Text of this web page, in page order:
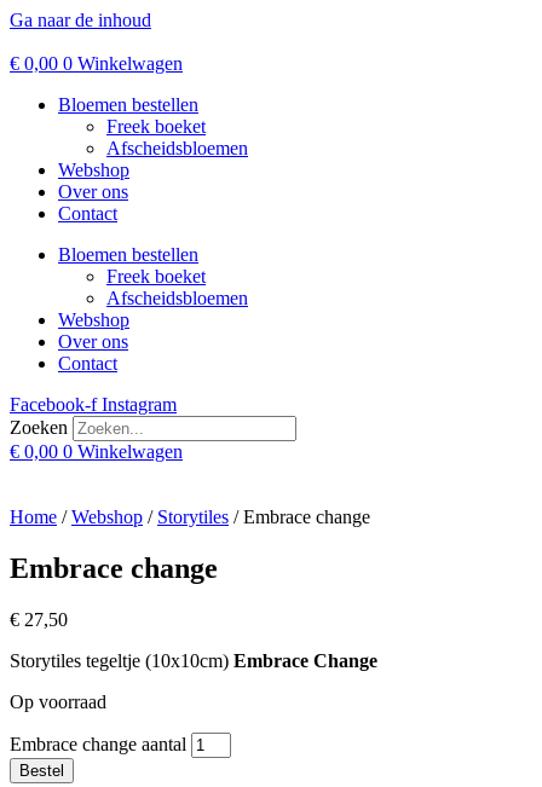
Ga naar de inhoud
€ 0,00 0 Winkelwagen
Bloemen bestellen
Freek boeket
Afscheidsbloemen
Webshop
Over ons
Contact
Bloemen bestellen
Freek boeket
Afscheidsbloemen
Webshop
Over ons
Contact
Facebook-f Instagram
Zoeken
€ 0,00 0 Winkelwagen
Home /Webshop / Storytiles / Embrace change
Embrace change
€ 27,50
Storytiles tegeltje (10x10cm) Embrace Change
Op voorraad
Embrace change aantal
Bestel